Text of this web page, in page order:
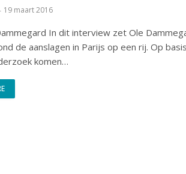
19 maart 2016
In dit interview zet Ole
de aanslagen in Parijs op een rij. Op basis
komen…